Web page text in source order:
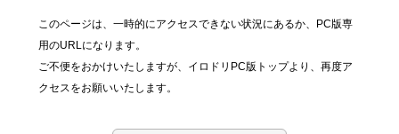
このページは、一時的にアクセスできない状況にあるか、PC版専
用のURLになります。
ご不便をおかけいたしますが、イロドリPC版トップより、再度ア
クセスをお願いいたします。